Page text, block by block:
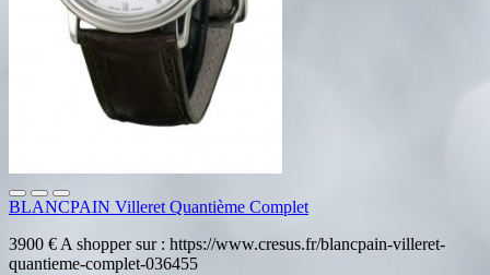
BLANCPAIN Villeret Quantième Complet
3900 € A shopper sur : https://www.cresus.fr/blancpain-villeret-
quantieme-complet-036455